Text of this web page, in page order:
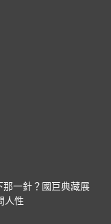
一針？國巨典藏展
人性